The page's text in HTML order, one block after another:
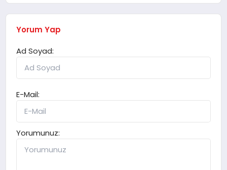
Yorum Yap
Ad Soyad:
E-Mail:
Yorumunuz: